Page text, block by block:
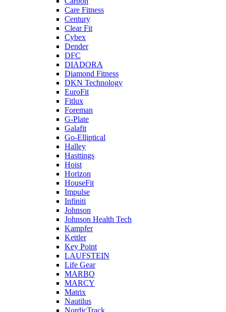
Care Fitness
Century
Clear Fit
Cybex
Dender
DFC
DIADORA
Diamond Fitness
DKN Technology
EuroFit
Fitlux
Foreman
G-Plate
Galafit
Go-Elliptical
Halley
Hasttings
Hoist
Horizon
HouseFit
Impulse
Infiniti
Johnson
Johnson Health Tech
Kampfer
Kettler
Key Point
LAUFSTEIN
Life Gear
MARBO
MARCY
Matrix
Nautilus
NordicTrack